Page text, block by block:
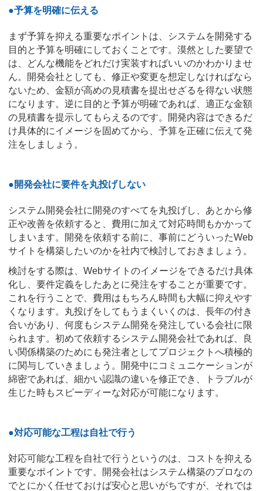
●予算を明確に伝える
まず予算を抑える重要なポイントは、システムを開発する
目的と予算を明確にしておくことです。漠然とした要望で
は、どんな機能をどれだけ実装すればいいのかわかりませ
ん。開発会社としても、修正や変更を想定しなければなら
ないため、金額が高めの見積書を提出せざるを得ない状態
になります。逆に目的と予算が明確であれば、適正な金額
の見積書を提示してもらえるのです。開発内容はできるだ
け具体的にイメージを固めてから、予算を正確に伝えて発
注をしましょう。
●開発会社に要件を丸投げしない
システム開発会社に開発のすべてを丸投げし、あとから修
正や改善を依頼すると、費用に加えて対応時間もかかって
しまいます。開発を依頼する前に、事前にどういったWeb
サイトを構築したいのかを社内で検討しておきましょう。
検討をする際は、Webサイトのイメージをできるだけ具体
化し、要件定義をしたあとに発注をすることが重要です。
これを行うことで、費用はもちろん時間も大幅に抑えやす
くなります。丸投げをしてもうまくいくのは、長年の付き
合いがあり、何度もシステム開発を発注している会社に限
られます。初めて依頼するシステム開発会社であれば、良
い関係構築のためにも発注者としてプロジェクトへ積極的
に関与していきましょう。開発中にコミュニケーションが
綿密であれば、細かい認識の違いを修正でき、トラブルが
生じた時もスピーディーな対応が可能になります。
●対応可能な工程は自社で行う
対応可能な工程を自社で行うというのは、コストを抑える
重要なポイントです。開発会社はシステム構築のプロなの
でとにかく任せておけば安心と思いがちですが、それでは